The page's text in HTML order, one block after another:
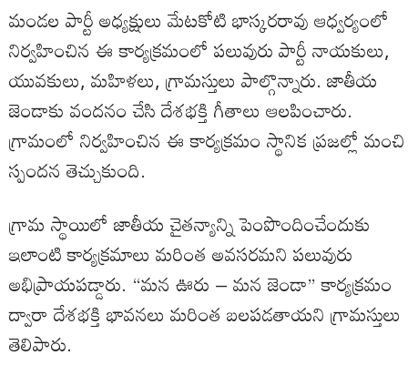
మండల పార్టీ అధ్యక్షులు మేటకోటి భాస్కరరావు ఆధ్వర్యంలో
నిర్వహించిన ఈ కార్యక్రమంలో పలువురు పార్టీ నాయకులు,
యువకులు, మహిళలు, గ్రామస్తులు పాల్గొన్నారు. జాతీయ
జెండాకు వందనం చేసి దేశభక్తి గీతాలు ఆలపించారు.
గ్రామంలో నిర్వహించిన ఈ కార్యక్రమం స్థానిక ప్రజల్లో మంచి
స్పందన తెచ్చుకుంది.
గ్రామ స్థాయిలో జాతీయ చైతన్యాన్ని పెంపొందించేందుకు
ఇలాంటి కార్యక్రమాలు మరింత అవసరమని పలువురు
అభిప్రాయపడ్డారు. “మన ఊరు – మన జెండా” కార్యక్రమం
ద్వారా దేశభక్తి భావనలు మరింత బలపడతాయని గ్రామస్తులు
తెలిపారు.